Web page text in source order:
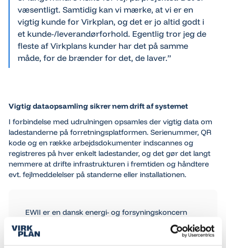
væsentligt. Samtidig kan vi mærke, at vi er en
vigtig kunde for Virkplan, og det er jo altid godt i
et kunde-/leverandørforhold. Egentlig tror jeg de
fleste af Virkplans kunder har det på samme
måde, for de brænder for det, de laver.”
Vigtig dataopsamling sikrer nem drift af systemet
I forbindelse med udrulningen opsamles der vigtig data om
ladestanderne på forretningsplatformen. Serienummer, QR
kode og en række arbejdsdokumenter indscannes og
registreres på hver enkelt ladestander, og det gør det langt
nemmere at drifte infrastrukturen i fremtiden og håndtere
evt. fejlmeddelelser på standerne eller installationen.
EWII er en dansk energi- og forsyningskoncern
med hovedsæde i Kolding. De leverer el, internet,
vand og varme til både private og virksomheder –
primært i Trekantområdet. Som en selvejende